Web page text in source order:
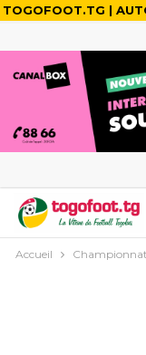
TOGOFOOT.TG |
Accueil Championnat